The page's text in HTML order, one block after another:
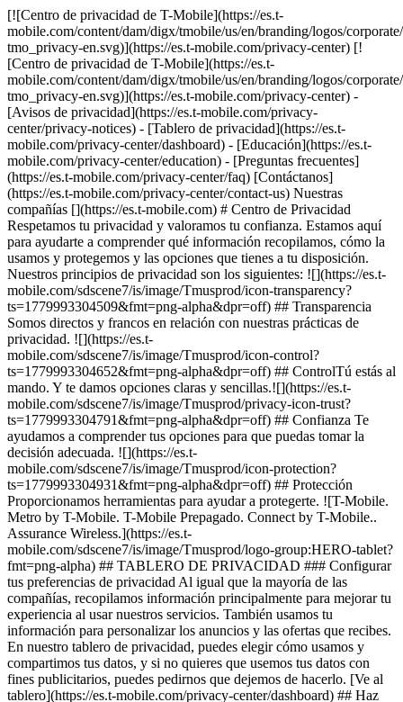
[![Centro de privacidad de T-Mobile](https://es.t-
mobile.com/content/dam/digx/tmobile/us/en/branding/logos/
tmo_privacy-en.svg)](https://es.t-mobile.com/privacy-center) [!
[Centro de privacidad de T-Mobile](https://es.t-
mobile.com/content/dam/digx/tmobile/us/en/branding/logos/
tmo_privacy-en.svg)](https://es.t-mobile.com/privacy-center) -
[Avisos de privacidad](https://es.t-mobile.com/privacy-
center/privacy-notices) - [Tablero de privacidad](https://es.t-
mobile.com/privacy-center/dashboard) - [Educación](https://es.t-
mobile.com/privacy-center/education) - [Preguntas frecuentes]
(https://es.t-mobile.com/privacy-center/faq) [Contáctanos]
(https://es.t-mobile.com/privacy-center/contact-us) Nuestras
compañías [](https://es.t-mobile.com) # Centro de Privacidad
Respetamos tu privacidad y valoramos tu confianza. Estamos aquí
para ayudarte a comprender qué información recopilamos, cómo la
usamos y protegemos y las opciones que tienes a tu disposición.
Nuestros principios de privacidad son los siguientes: ![](https://es.t-
mobile.com/sdscene7/is/image/Tmusprod/icon-transparency?
ts=1779993304509&fmt=png-alpha&dpr=off) ## Transparencia
Somos directos y francos en relación con nuestras prácticas de
privacidad. ![](https://es.t-
mobile.com/sdscene7/is/image/Tmusprod/icon-control?
ts=1779993304652&fmt=png-alpha&dpr=off) ## Control ​Tú estás al
mando. Y te damos opciones claras y sencillas.​ ![](https://es.t-
mobile.com/sdscene7/is/image/Tmusprod/privacy-icon-trust?
ts=1779993304791&fmt=png-alpha&dpr=off) ## Confianza Te
ayudamos a comprender tus opciones para que puedas tomar la
decisión adecuada. ![](https://es.t-
mobile.com/sdscene7/is/image/Tmusprod/icon-protection?
ts=1779993304931&fmt=png-alpha&dpr=off) ## Protección
Proporcionamos herramientas para ayudar a protegerte. ![T-Mobile.
Metro by T-Mobile. T-Mobile Prepagado. Connect by T-Mobile..
Assurance Wireless.](https://es.t-
mobile.com/sdscene7/is/image/Tmusprod/logo-group:HERO-tablet?
fmt=png-alpha) ## TABLERO DE PRIVACIDAD ### Configurar
tus preferencias de privacidad Al igual que la mayoría de las
compañías, recopilamos información principalmente para mejorar tu
experiencia al usar nuestros servicios. También usamos tu
información para personalizar los anuncios y las ofertas que recibes.
En nuestro tablero de privacidad, puedes elegir cómo usamos y
compartimos tus datos, y si no quieres que usemos tus datos con
fines publicitarios, puedes pedirnos que dejemos de hacerlo. [Ve al
tablero](https://es.t-mobile.com/privacy-center/dashboard) ## Haz